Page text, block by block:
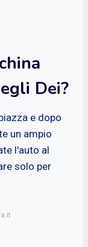
Dei?
e dopo
un ampio
l'auto al
solo per